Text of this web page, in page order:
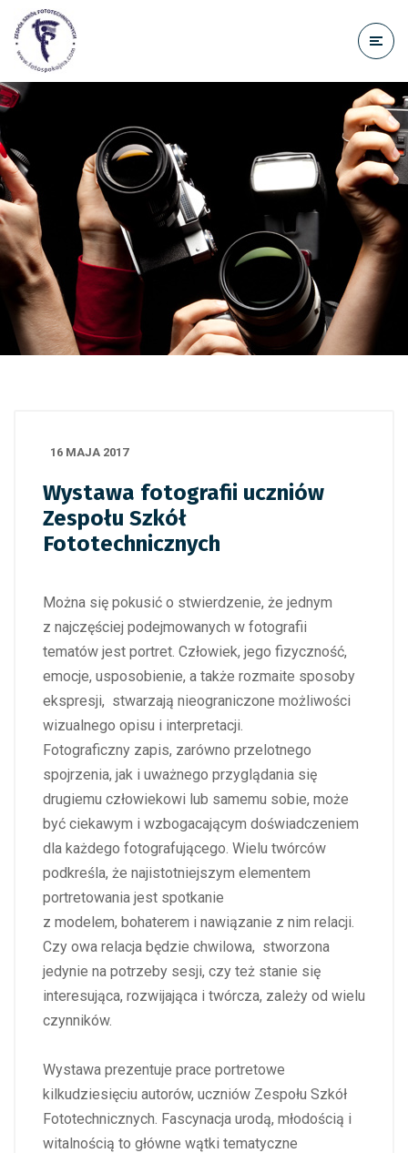
treści
16 MAJA 2017
Wystawa fotografii uczniów
Zespołu Szkół
Fototechnicznych
Można się pokusić o stwierdzenie, że jednym
z najczęściej podejmowanych w fotografii
tematów jest portret. Człowiek, jego fizyczność,
emocje, usposobienie, a także rozmaite sposoby
ekspresji, stwarzają nieograniczone możliwości
wizualnego opisu i interpretacji.
Fotograficzny zapis, zarówno przelotnego
spojrzenia, jak i uważnego przyglądania się
drugiemu człowiekowi lub samemu sobie, może
być ciekawym i wzbogacającym doświadczeniem
dla każdego fotografującego. Wielu twórców
podkreśla, że najistotniejszym elementem
portretowania jest spotkanie
z modelem, bohaterem i nawiązanie z nim relacji.
Czy owa relacja będzie chwilowa, stworzona
jedynie na potrzeby sesji, czy też stanie się
interesująca, rozwijająca i twórcza, zależy od wielu
czynników.
Wystawa prezentuje prace portretowe
kilkudziesięciu autorów, uczniów Zespołu Szkół
Fototechnicznych. Fascynacja urodą, młodością i
witalnością to główne wątki tematyczne